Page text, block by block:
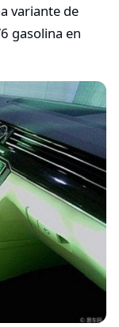
variante de
gasolina en